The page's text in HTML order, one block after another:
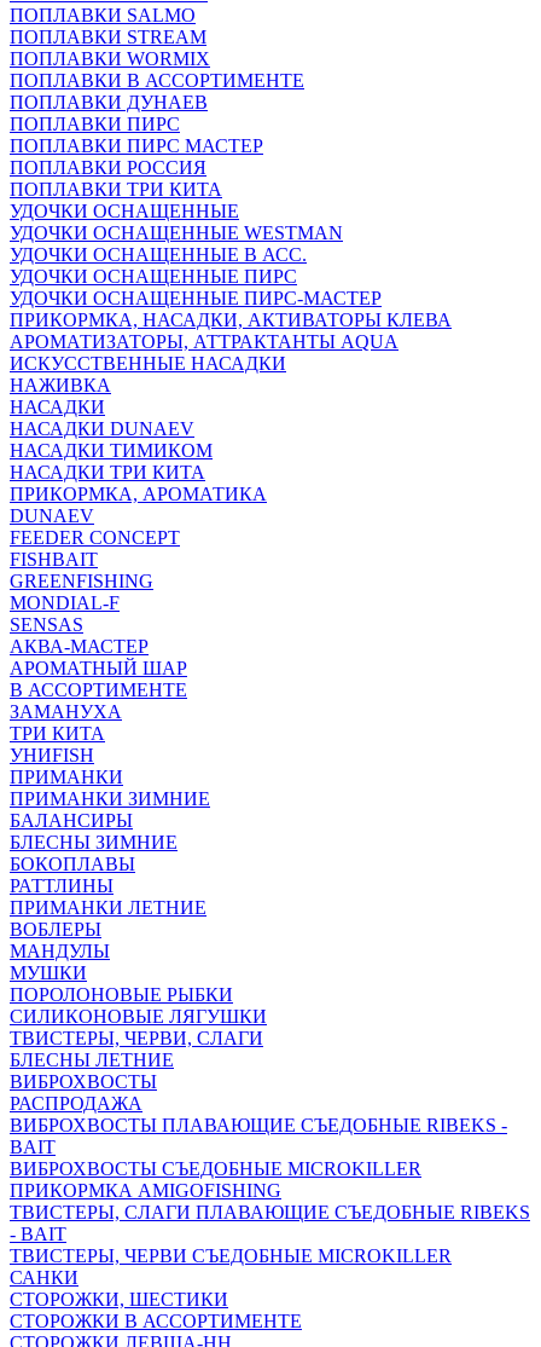
ПОПЛАВКИ SALMO
ПОПЛАВКИ STREAM
ПОПЛАВКИ WORMIX
ПОПЛАВКИ В АССОРТИМЕНТЕ
ПОПЛАВКИ ДУНАЕВ
ПОПЛАВКИ ПИРС
ПОПЛАВКИ ПИРС МАСТЕР
ПОПЛАВКИ РОССИЯ
ПОПЛАВКИ ТРИ КИТА
УДОЧКИ ОСНАЩЕННЫЕ
УДОЧКИ ОСНАЩЕННЫЕ WESTMAN
УДОЧКИ ОСНАЩЕННЫЕ В АСС.
УДОЧКИ ОСНАЩЕННЫЕ ПИРС
УДОЧКИ ОСНАЩЕННЫЕ ПИРС-МАСТЕР
ПРИКОРМКА, НАСАДКИ, АКТИВАТОРЫ КЛЕВА
АРОМАТИЗАТОРЫ, АТТРАКТАНТЫ AQUA
ИСКУССТВЕННЫЕ НАСАДКИ
НАЖИВКА
НАСАДКИ
НАСАДКИ DUNAEV
НАСАДКИ ТИМИКОМ
НАСАДКИ ТРИ КИТА
ПРИКОРМКА, АРОМАТИКА
DUNAEV
FEEDER CONCEPT
FISHBAIT
GREENFISHING
MONDIAL-F
SENSAS
АКВА-МАСТЕР
АРОМАТНЫЙ ШАР
В АССОРТИМЕНТЕ
ЗАМАНУХА
ТРИ КИТА
УНИFISH
ПРИМАНКИ
ПРИМАНКИ ЗИМНИЕ
БАЛАНСИРЫ
БЛЕСНЫ ЗИМНИЕ
БОКОПЛАВЫ
РАТТЛИНЫ
ПРИМАНКИ ЛЕТНИЕ
ВОБЛЕРЫ
МАНДУЛЫ
МУШКИ
ПОРОЛОНОВЫЕ РЫБКИ
СИЛИКОНОВЫЕ ЛЯГУШКИ
ТВИСТЕРЫ, ЧЕРВИ, СЛАГИ
БЛЕСНЫ ЛЕТНИЕ
ВИБРОХВОСТЫ
РАСПРОДАЖА
ВИБРОХВОСТЫ ПЛАВАЮЩИЕ СЪЕДОБНЫЕ RIBEKS -
BAIT
ВИБРОХВОСТЫ СЪЕДОБНЫЕ MICROKILLER
ПРИКОРМКА AMIGOFISHING
ТВИСТЕРЫ, СЛАГИ ПЛАВАЮЩИЕ СЪЕДОБНЫЕ RIBEKS
- BAIT
ТВИСТЕРЫ, ЧЕРВИ СЪЕДОБНЫЕ MICROKILLER
САНКИ
СТОРОЖКИ, ШЕСТИКИ
СТОРОЖКИ В АССОРТИМЕНТЕ
СТОРОЖКИ ЛЕВША-НН